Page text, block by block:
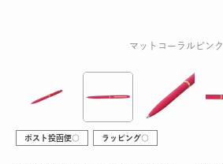
マットコーラルピンク
ポスト投函便○ ラッピング○